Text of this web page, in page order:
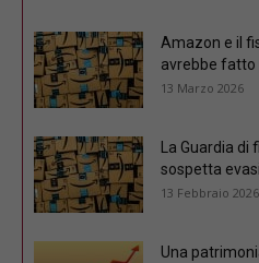
Amazon e il
avrebbe fatto
13 Marzo 2026
La Guardia di
sospetta
13 Febbraio 2026
Una